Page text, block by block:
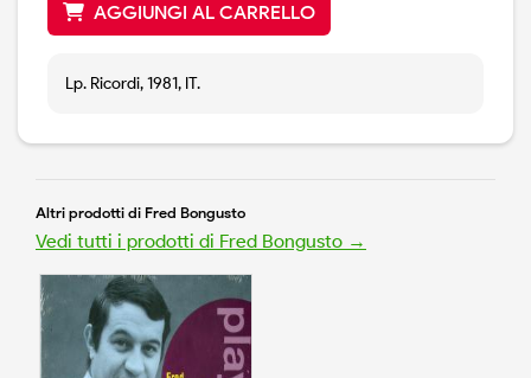
AGGIUNGI AL CARRELLO
Lp. Ricordi, 1981, IT.
Altri prodotti di Fred Bongusto
Vedi tutti i prodotti di Fred Bongusto →